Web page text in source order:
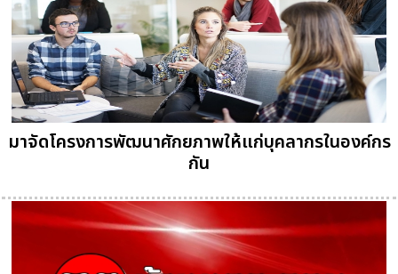
มาจัดโครงการพัฒนาศักยภาพให้แก่บุคลากรในองค์กร
กัน